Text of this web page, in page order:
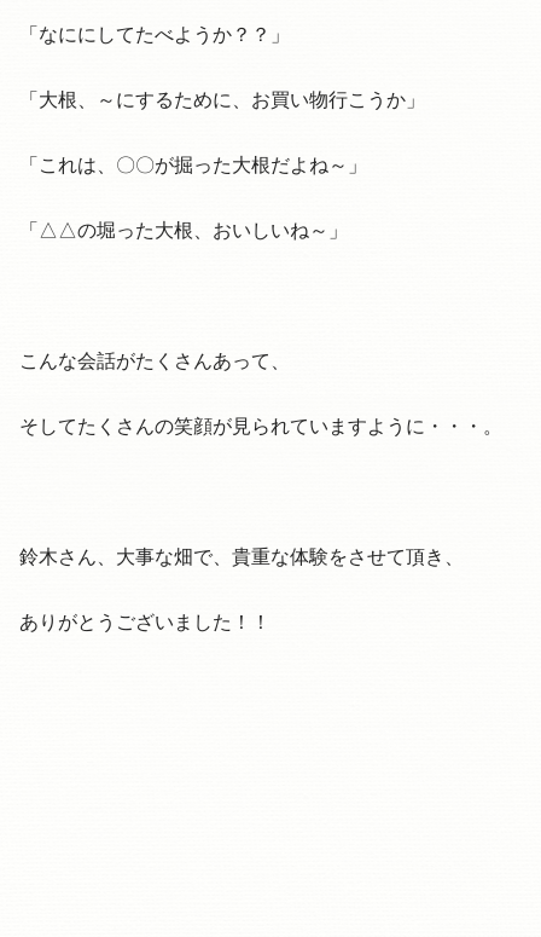
「なににしてたべようか？？」
「大根、～にするために、お買い物行こうか」
「これは、〇〇が掘った大根だよね～」
「△△の堀った大根、おいしいね～」
こんな会話がたくさんあって、
そしてたくさんの笑顔が見られていますように・・・。
鈴木さん、大事な畑で、貴重な体験をさせて頂き、
ありがとうございました！！